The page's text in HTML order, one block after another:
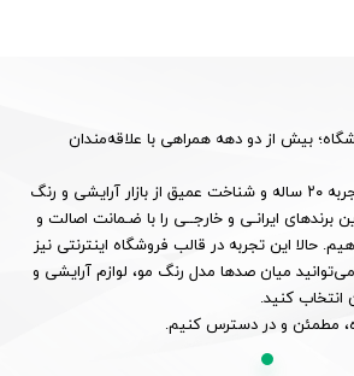
بیش از دو دهه همراهی با علاقه‌مندان
ما در ایرج گالری با تکیه بر تجربه ۲۰ ساله و شناخت عمیق از بازار آرایشی و رنگ
برندهای ایرانـی و خارجــی را با ضـمانت اصالت و
حالا این تجربه در قالب فروشگاه اینترنتی نیز
میان صدها مدل رنگ مو، لوازم آرایشی و
کنید.
مطمئن و در دسترس کنیم.